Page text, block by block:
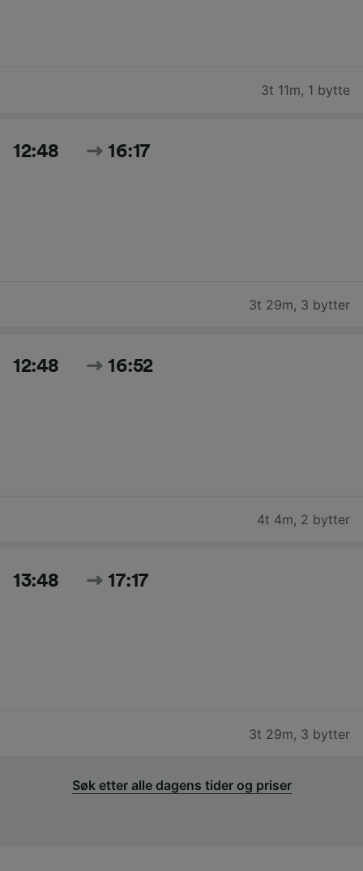
3t 11m, 1 bytte
12:48 16:17
3t 29m, 3 bytter
12:48 16:52
4t 4m, 2 bytter
13:48 17:17
3t 29m, 3 bytter
Søk etter alle dagens tider og priser